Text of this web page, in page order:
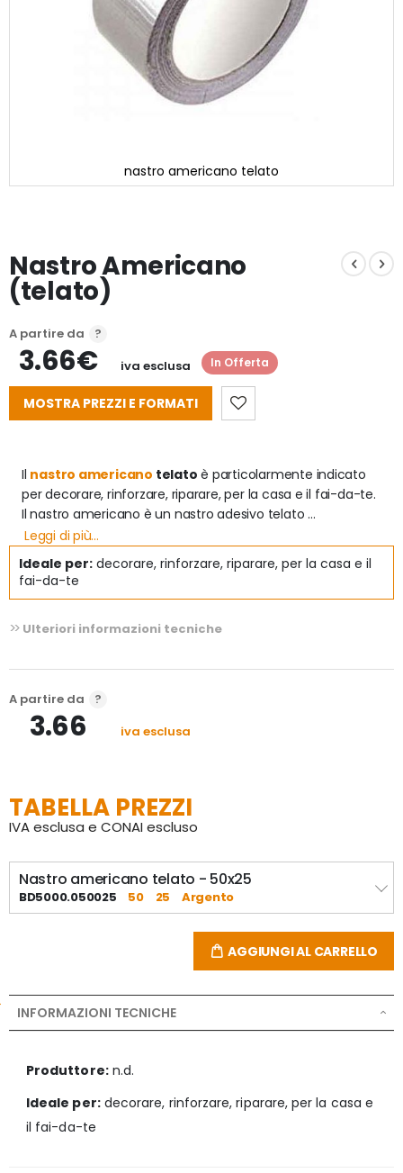
nastro americano telato
di
immagini
Nastro Americano
(telato)
A partire da
3.66€ iva esclusa In Offerta
MOSTRA PREZZI E FORMATI
Il nastro americano telato è particolarmente indicato
per decorare, rinforzare, riparare, per la casa e il fai-da-te.
Il nastro americano è un nastro adesivo telato
estremamente resistente, pratico e di facile utilizzo.
Questo nastro americano ha la caratteristica di tagliarsi
agevolmente con le mani.
Leggi di più...
Ideale per: decorare, rinforzare, riparare, per la casa e il
fai-da-te
Ulteriori informazioni tecniche
A partire da
3.66 iva esclusa
TABELLA PREZZI
IVA esclusa e CONAI escluso
Nastro americano telato - 50x25
BD5000.050025 50 25 Argento
AGGIUNGI AL CARRELLO
INFORMAZIONI TECNICHE
Produttore:n.d.
Ideale per:decorare, rinforzare, riparare, per la casa e
il fai-da-te